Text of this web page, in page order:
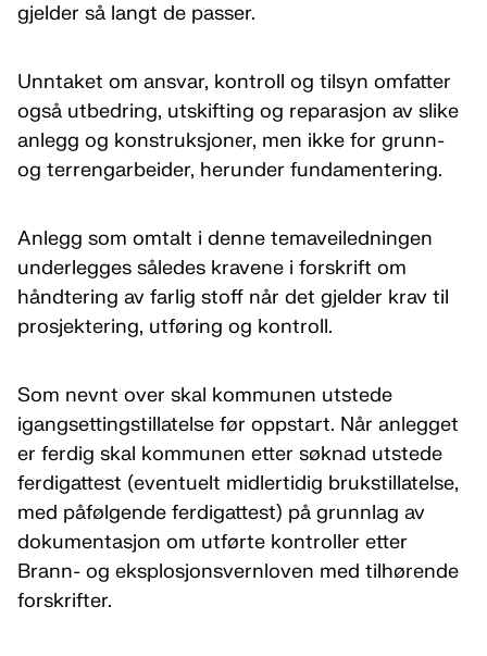
gjelder så langt de passer.
Unntaket om ansvar, kontroll og tilsyn omfatter
også utbedring, utskifting og reparasjon av slike
anlegg og konstruksjoner, men ikke for grunn-
og terrengarbeider, herunder fundamentering.
Anlegg som omtalt i denne temaveiledningen
underlegges således kravene i forskrift om
håndtering av farlig stoff når det gjelder krav til
prosjektering, utføring og kontroll.
Som nevnt over skal kommunen utstede
igangsettingstillatelse før oppstart. Når anlegget
er ferdig skal kommunen etter søknad utstede
ferdigattest (eventuelt midlertidig brukstillatelse,
med påfølgende ferdigattest) på grunnlag av
dokumentasjon om utførte kontroller etter
Brann- og eksplosjonsvernloven med tilhørende
forskrifter.